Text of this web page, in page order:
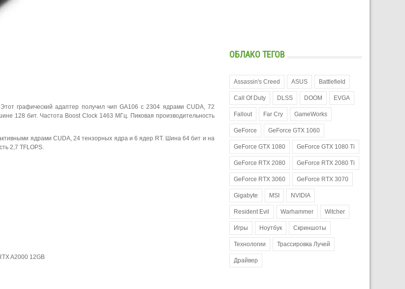
графический адаптер получил чип GA106 с 2304 ядрами CUDA, 72
128 бит. Частота Boost Clock 1463 МГц. Пиковая производительность
ядрами CUDA, 24 тензорных ядра и 6 ядер RT. Шина 64 бит и на
2,7 TFLOPS.
A2000 12GB
ОБЛАКО ТЕГОВ
Assassin's Creed ASUS Battlefield
Call Of Duty DLSS DOOM EVGA
Fallout Far Cry GameWorks
GeForce GeForce GTX 1060
GeForce GTX 1080 GeForce GTX 1080 Ti
GeForce RTX 2080 GeForce RTX 2080 Ti
GeForce RTX 3060 GeForce RTX 3070
Gigabyte MSI NVIDIA
Resident Evil Warhammer Witcher
Игры Ноутбук Скриншоты
Технологии Трассировка Лучей
Драйвер